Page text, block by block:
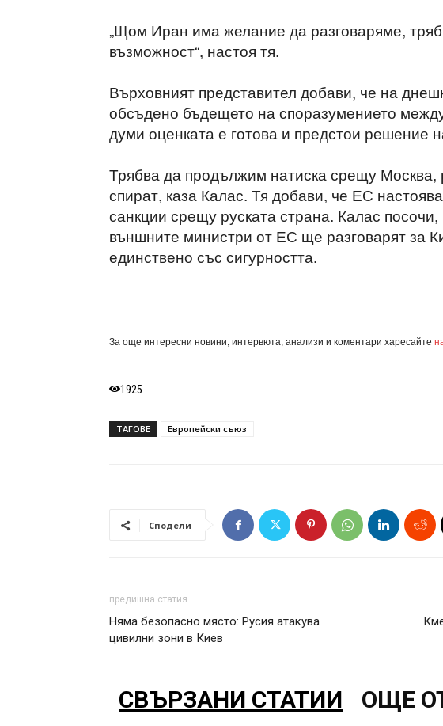
„Щом Иран има желание да разговаряме,
възможност“, настоя тя.
Върховният представител добави, че на
обсъдено бъдещето на споразумението
думи оценката е готова и предстои решение
Трябва да продължим натиска срещу Москва,
спират, каза Калас. Тя добави, че ЕС
санкции срещу руската страна. Калас
външните министри от ЕС ще разговарят за
единствено със сигурността.
За още интересни новини, интервюта, анализи и коментари харесайте
1925
ТАГОВЕ Европейски съюз
Сподели
предишна статия
Няма безопасно място: Русия атакува
цивилни зони в Киев
СВЪРЗАНИ СТАТИИ ОЩЕ